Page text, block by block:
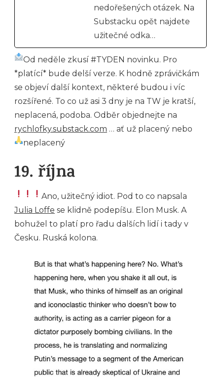
nedořešených otázek. Na
Substacku opět najdete
užitečné odka…
Od neděle zkusí #TYDEN novinku. Pro
*platící* bude delší verze. K hodně zprávičkám
se objeví další kontext, některé budou i víc
rozšířené. To co už asi 3 dny je na TW je kratší,
neplacená, podoba. Odběr objednejte na
rychlofky.substack.com … ať už placený nebo
neplacený
19. října
Ano, užitečný idiot. Pod to co napsala
Julia Loffe se klidně podepíšu. Elon Musk. A
bohužel to platí pro řadu dalších lidí i tady v
Česku. Ruská kolona.